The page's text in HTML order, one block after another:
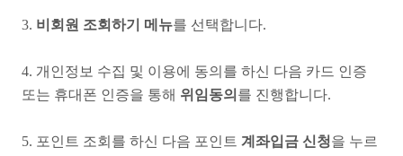
3. 비회원 조회하기 메뉴를 선택합니다.
4. 개인정보 수집 및 이용에 동의를 하신 다음 카드 인증
또는 휴대폰 인증을 통해 위임동의 를 진행합니다.
5. 포인트 조회를 하신 다음 포인트 계좌입금 신청을 누르